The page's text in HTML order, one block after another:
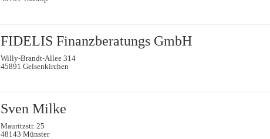
FIDELIS Finanzberatungs GmbH
Willy-Brandt-Allee 314
45891 Gelsenkirchen
Sven Milke
Mauritzstr. 25
48143 Münster